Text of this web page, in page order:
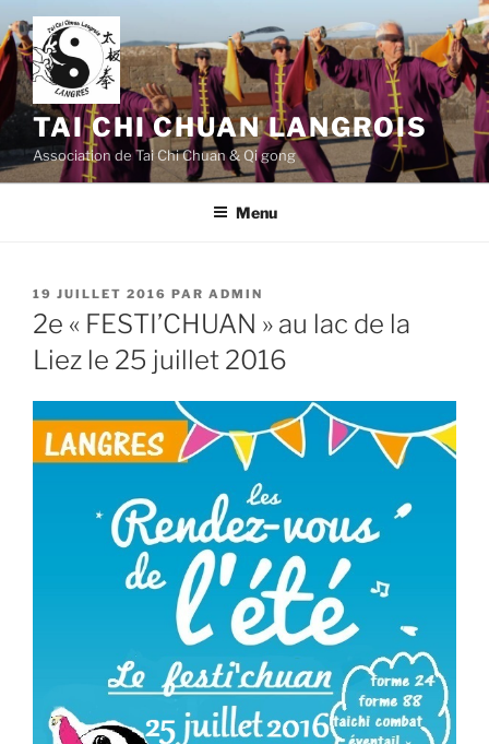
Aller
au
contenu
principal
TAI CHI CHUAN LANGROIS
Association de Tai Chi Chuan & Qi gong
Menu
PUBLIÉ
LE
19 JUILLET 2016 PAR ADMIN
2e « FESTI’CHUAN » au lac de la
Liez le 25 juillet 2016